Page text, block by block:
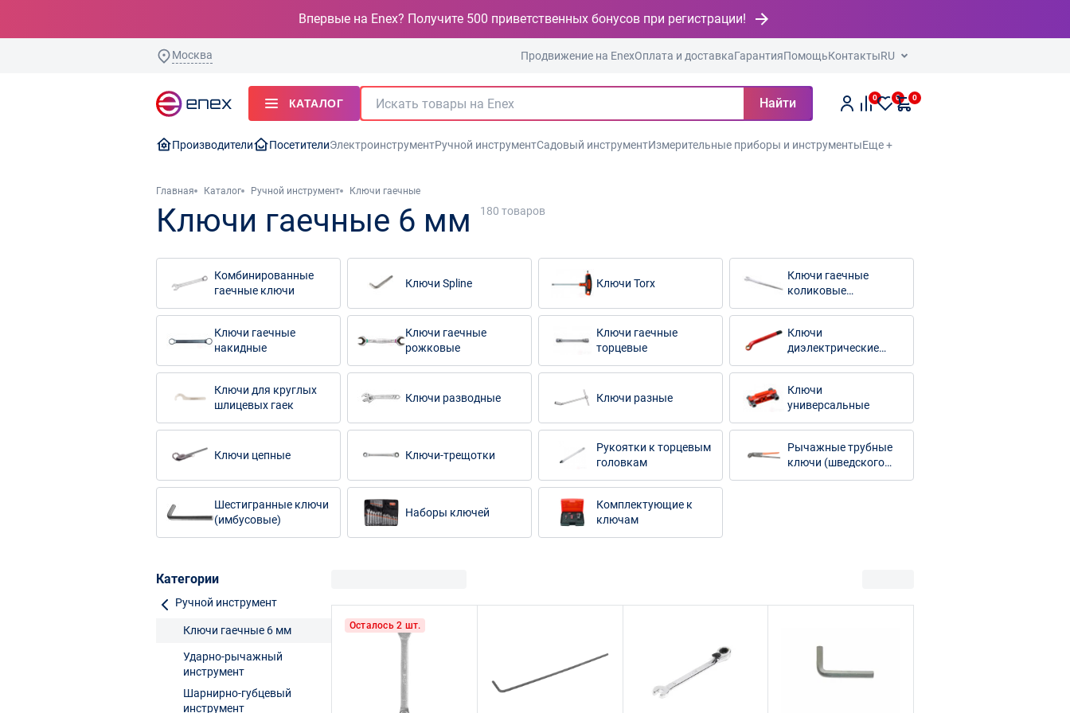
Впервые на Enex? Получите 500 приветственных бонусов при регистрации!
Москва Продвижение на EnexОплата и доставкаГарантияПомощьКонтактыRU
КАТАЛОГ Найти 0 0 0
Производители ПосетителиЭлектроинструментРучной инструментСадовый инструментИзмерительные приборы и инструментыЕще +
Главная Каталог Ручной инструмент Ключи гаечные
Ключи гаечные 6 мм 180 товаров
Комбинированные
гаечные ключи
Ключи Spline Ключи Torx
Ключи гаечные
коликовые
монтажные
Ключи гаечные
накидные
Ключи гаечные
рожковые
Ключи гаечные
торцевые
Ключи
диэлектрические
(изолированные)
Ключи для круглых
шлицевых гаек
Ключи разводные Ключи разные
Ключи
универсальные
Ключи цепные Ключи-трещотки
Рукоятки к торцевым
головкам
Рычажные трубные
ключи (шведского
типа)
Шестигранные ключи
(имбусовые)
Наборы ключей
Комплектующие к
ключам
Категории
Ручной инструмент
Ключи гаечные 6 мм
Ударно-рычажный
инструмент
Шарнирно-губцевый
инструмент
Осталось 2 шт.